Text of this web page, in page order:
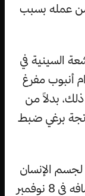
من عمله بسبب
السينية في
أنبوب مفرغ
بدلاً من
برغي ضبط
الإنسان
بعد وقت قصير من نشر (رونتجن) اكتشافه في 8 نوفمبر